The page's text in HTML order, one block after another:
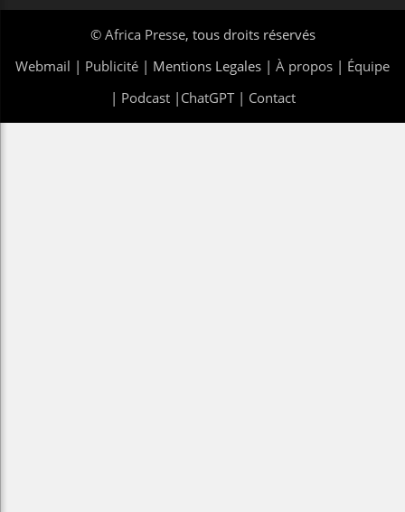
© Africa Presse, tous droits réservés
Webmail | Publicité | Mentions Legales | À propos | Équipe
| Podcast| ChatGPT| Contact